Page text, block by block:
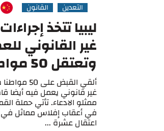
التعدين القانون
ليبيا تتخذ
غير القانوني
وتعتقل 50 مواطنًا صينيًا
ألقي
غير قانوني يعمل فيه أيضا
في أعقاب إفلاس مماثل في
اعتقال عشرة ...